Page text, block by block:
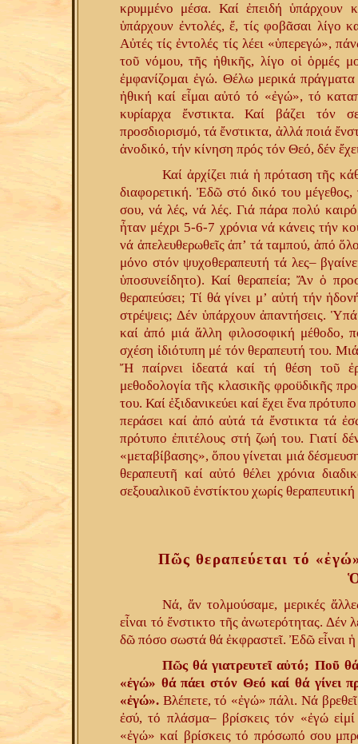
κρυμμένο μέσα. Καί ἐπειδή ὑπάρχουν
ὑπάρχουν ἐντολές, ἔ, τίς φοβᾶσαι λίγο
Αὐτές τίς ἐντολές τίς λέει «ὑπερεγώ»,
τοῦ νόμου, τῆς ἠθικῆς, λίγο οἱ ὁρμές
ἐμφανίζομαι ἐγώ. Θέλω μερικά
ἠθική καί εἶμαι αὐτό τό «ἐγώ», τό
κυρίαρχα ἔνστικτα. Καί βάζει τόν
προσδιορισμό, τά ἔνστικτα, ἀλλά ποιά
ἀνοδικό, τήν κίνηση πρός τόν Θεό, δέν
Καί ἀρχίζει πιά ἡ πρόταση τῆς
διαφορετική. Ἐδῶ στό δικό του μέγεθος,
σου, νά λές, νά λές. Γιά πάρα πολύ
ἦταν μέχρι 5-6-7 χρόνια νά κάνεις τήν
νά ἀπελευθερωθεῖς ἀπ’ τά ταμπού, ἀπό
μόνο στόν ψυχοθεραπευτή τά λες–
ὑποσυνείδητο). Καί θεραπεία; Ἄν ὁ
θεραπεύσει; Τί θά γίνει μ’ αὐτή τήν
στρέψεις; Δέν ὑπάρχουν ἀπαντήσεις.
καί ἀπό μιά ἄλλη φιλοσοφική μέθοδο,
σχέση ἰδιότυπη μέ τόν θεραπευτή του.
Ἤ παίρνει ἰδεατά καί τή θέση τοῦ
μεθοδολογία τῆς κλασικῆς φροϋδικῆς
του. Καί ἐξιδανικεύει καί ἔχει ἕνα
περάσει καί ἀπό αὐτά τά ἔνστικτα τά
πρότυπο ἐπιτέλους στή ζωή του. Γιατί
«μεταβίβασης», ὅπου γίνεται μιά
θεραπευτῆ καί αὐτό θέλει χρόνια
σεξουαλικοῦ ἐνστίκτου χωρίς
Πῶς θεραπεύεται τό
Νά, ἄν τολμούσαμε, μερικές
εἶναι τό ἔνστικτο τῆς ἀνωτερότητας. Δέν
δῶ πόσο σωστά θά ἐκφραστεῖ. Ἐδῶ εἶναι ἡ
Πῶς θά γιατρευτεῖ αὐτό; Ποῦ
«ἐγώ» θά πάει στόν Θεό καί θά γίνει
«ἐγώ». Βλέπετε, τό «ἐγώ» πάλι. Νά
ἐσύ, τό πλάσμα– βρίσκεις τόν «ἐγώ
«ἐγώ» καί βρίσκεις τό πρόσωπό σου